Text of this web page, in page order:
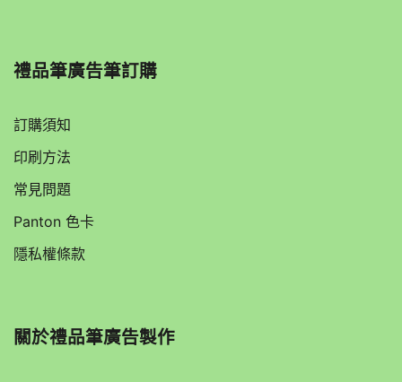
禮品筆廣告筆訂購
訂購須知
印刷方法
常見問題
Panton 色卡
隱私權條款
關於禮品筆廣告製作